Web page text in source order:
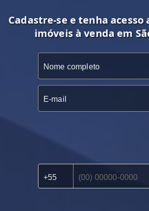
Cadastre-se e tenha acesso
imóveis à venda em